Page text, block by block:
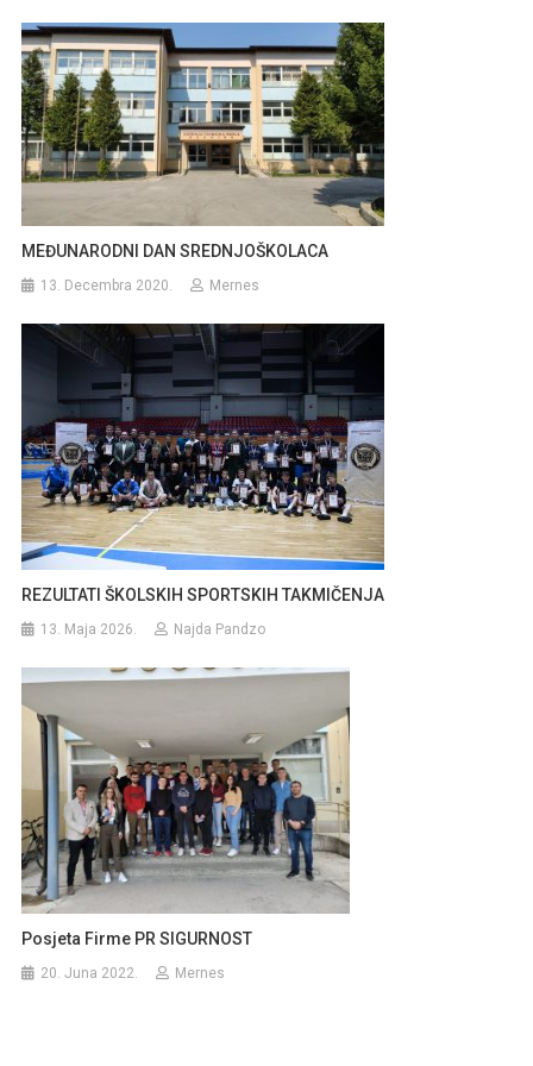
MEĐUNARODNI DAN SREDNJOŠKOLACA
13. Decembra 2020. Mernes
REZULTATI ŠKOLSKIH SPORTSKIH TAKMIČENJA
13. Maja 2026. Najda Pandzo
Posjeta Firme PR SIGURNOST
20. Juna 2022. Mernes